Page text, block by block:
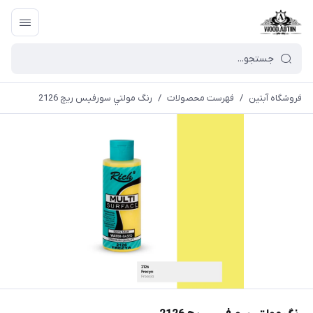
فروشگاه آبتین / فهرست محصولات / رنگ مولتي سورفیس ریچ 2126